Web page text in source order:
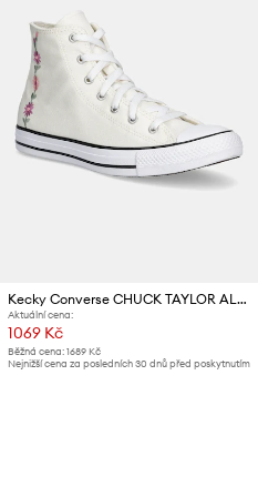
Kecky Converse CHUCK TAYLOR ALL STAR
Aktuální cena:
1069 Kč
Běžná cena:1689 Kč
Nejnižší cena za posledních 30 dnů před poskytnutím